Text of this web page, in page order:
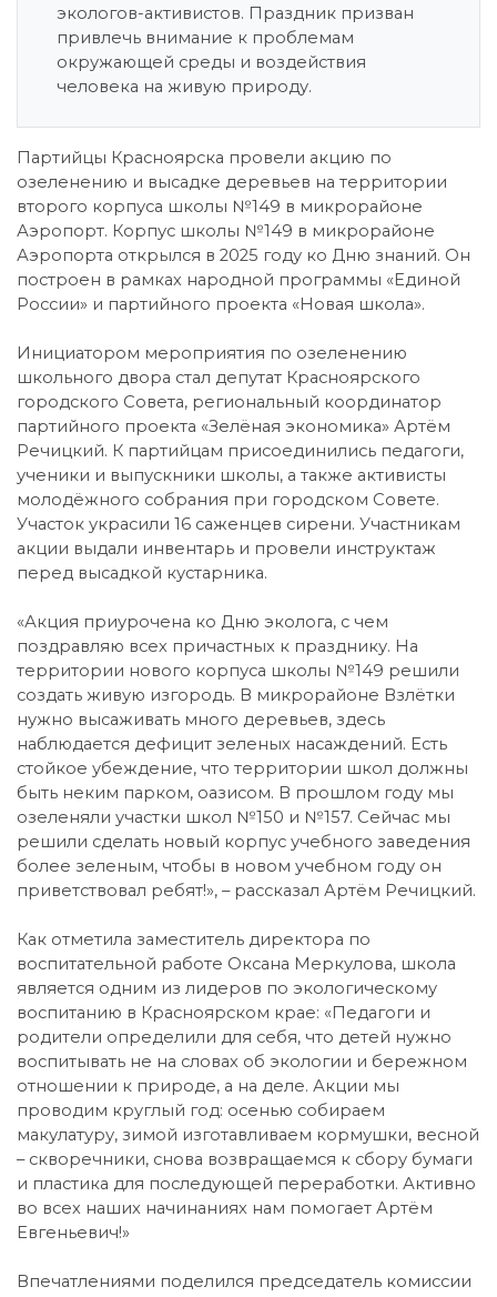
экологов-активистов. Праздник призван
привлечь внимание к проблемам
окружающей среды и воздействия
человека на живую природу.
Партийцы Красноярска провели акцию по
озеленению и высадке деревьев на территории
второго корпуса школы №149 в микрорайоне
Аэропорт. Корпус школы №149 в микрорайоне
Аэропорта открылся в 2025 году ко Дню знаний. Он
построен в рамках народной программы «Единой
России» и партийного проекта «Новая школа».
Инициатором мероприятия по озеленению
школьного двора стал депутат Красноярского
городского Совета, региональный координатор
партийного проекта «Зелёная экономика» Артём
Речицкий. К партийцам присоединились педагоги,
ученики и выпускники школы, а также активисты
молодёжного собрания при городском Совете.
Участок украсили 16 саженцев сирени. Участникам
акции выдали инвентарь и провели инструктаж
перед высадкой кустарника.
«Акция приурочена ко Дню эколога, с чем
поздравляю всех причастных к празднику. На
территории нового корпуса школы №149 решили
создать живую изгородь. В микрорайоне Взлётки
нужно высаживать много деревьев, здесь
наблюдается дефицит зеленых насаждений. Есть
стойкое убеждение, что территории школ должны
быть неким парком, оазисом. В прошлом году мы
озеленяли участки школ №150 и №157. Сейчас мы
решили сделать новый корпус учебного заведения
более зеленым, чтобы в новом учебном году он
приветствовал ребят!», – рассказал Артём Речицкий.
Как отметила заместитель директора по
воспитательной работе Оксана Меркулова, школа
является одним из лидеров по экологическому
воспитанию в Красноярском крае: «Педагоги и
родители определили для себя, что детей нужно
воспитывать не на словах об экологии и бережном
отношении к природе, а на деле. Акции мы
проводим круглый год: осенью собираем
макулатуру, зимой изготавливаем кормушки, весной
– скворечники, снова возвращаемся к сбору бумаги
и пластика для последующей переработки. Активно
во всех наших начинаниях нам помогает Артём
Евгеньевич!»
Впечатлениями поделился председатель комиссии